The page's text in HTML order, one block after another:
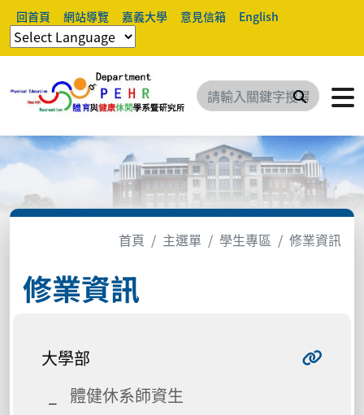
回首頁 網站導覽 嘉義大學 意見信箱 English
搜尋
首頁 主選單 學生專區 修業資訊
修業資訊
大學部
體健休系師資生